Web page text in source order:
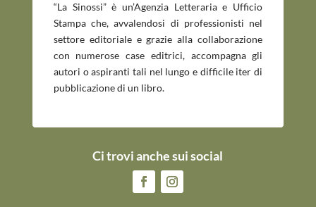
“La Sinossi” è un’Agenzia Letteraria e Ufficio
Stampa che, avvalendosi di professionisti nel
settore editoriale e grazie alla collaborazione
con numerose case editrici, accompagna gli
autori o aspiranti tali nel lungo e difficile iter di
pubblicazione di un libro.
Ci trovi anche sui social